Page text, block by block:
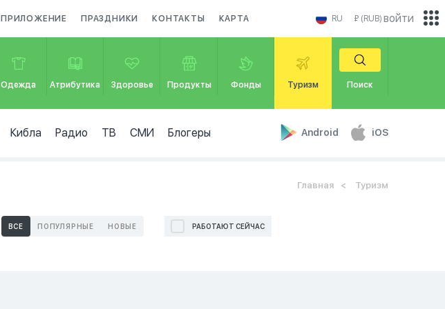
ПРИЛОЖЕНИЕ ПРАЗДНИКИ КОНТАКТЫ КАРТА RU ₽ (RUB)
Одежда Атрибутика Здоровье Продукты Фонды Туризм Поиск
Кибла Радио ТВ СМИ Блогеры Android iOS
войти
Главная Туризм
ВСЕ ПОПУЛЯРНЫЕ НОВЫЕ РАБОТАЮТ СЕЙЧАС